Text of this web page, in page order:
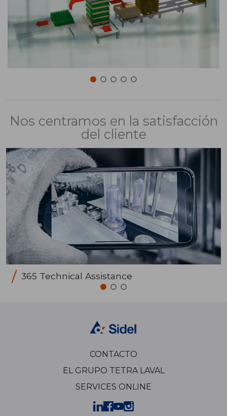
Nos centramos en la satisfacción
del cliente
365 Technical Assistance
CONTACTO
EL GRUPO TETRA LAVAL
SERVICES ONLINE